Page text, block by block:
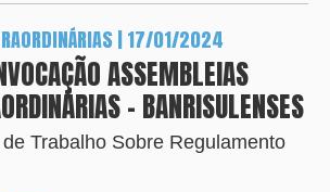
| 17/01/2024
ASSEMBLEIAS
– BANRISULENSES
Trabalho Sobre Regulamento